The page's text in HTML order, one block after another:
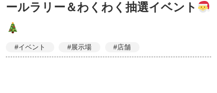
ールラリー＆わくわく抽選イベント
#イベント #展示場 #店舗